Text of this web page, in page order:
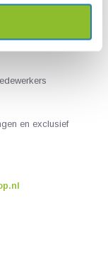
en exclusief